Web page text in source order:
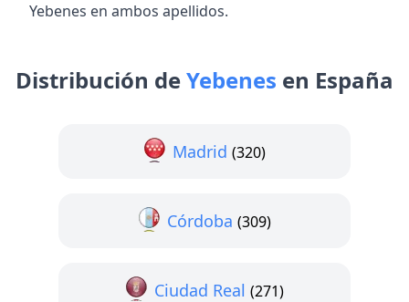
Yebenes en ambos apellidos.
Distribución deYebenes en España
Madrid (320)
Córdoba (309)
Ciudad Real (271)